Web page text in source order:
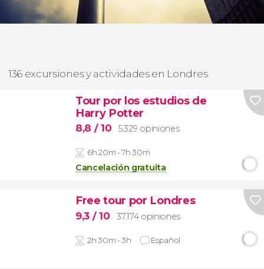
136 excursiones y actividades en Londres
Tour por los estudios de
Harry Potter
8,8 / 10 5.329 opiniones
6h 20m - 7h 30m
Cancelación gratuita
Free tour por Londres
9,3 / 10 37.174 opiniones
2h 30m - 3h Español